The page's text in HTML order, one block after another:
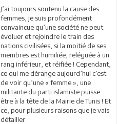
J’ai toujours soutenu la cause des
femmes, je suis profondément
convaincue qu’une société ne peut
évoluer et rejoindre le train des
nations civilisées, si la moitié de ses
membres est humiliée, reléguée à un
rang inférieur, et réifiée ! Cependant,
ce qui me dérange aujourd’hui c’est
de voir qu’une « femme », une
militante du parti islamiste puisse
être à la tête de la Mairie de Tunis ! Et
ce, pour plusieurs raisons que je vais
détailler: